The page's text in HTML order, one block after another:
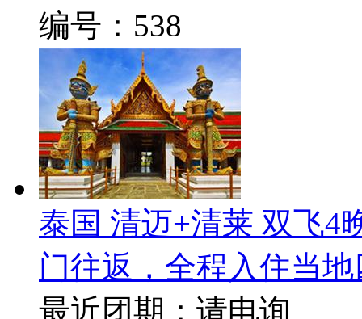
编号：538
泰国 清迈+清莱 双飞4
门往返，全程入住当
最近团期：请电询